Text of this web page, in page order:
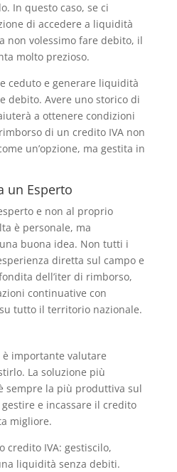
In questo caso, se ci
di accedere a liquidità
non volessimo fare debito, il
molto prezioso.
ceduto e generare liquidità
debito. Avere uno storico di
a ottenere condizioni
di un credito IVA non
un’opzione, ma gestita in
un Esperto
e non al proprio
è personale, ma
buona idea. Non tutti i
diretta sul campo e
dell’iter di rimborso,
continuative con
tutto il territorio nazionale.
è importante valutare
La soluzione più
sempre la più produttiva sul
e incassare il credito
migliore.
credito IVA: gestiscilo,
liquidità senza debiti.